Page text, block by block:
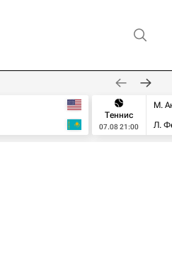
Теннис
07.08 21:00
М.
Л.